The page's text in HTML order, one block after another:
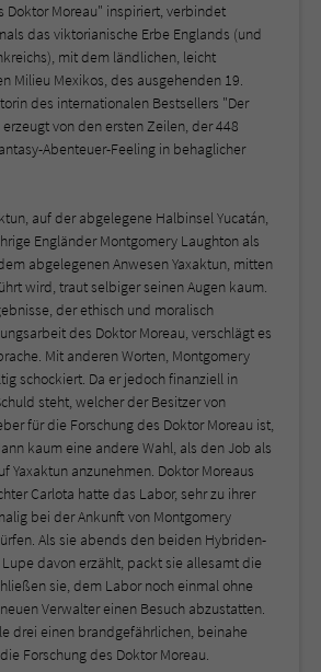
Doktor Moreau" inspiriert, verbindet
das viktorianische Erbe Englands (und
mit dem ländlichen, leicht
Milieu Mexikos, des ausgehenden 19.
des internationalen Bestsellers "Der
von den ersten Zeilen, der 448
Abenteuer-Feeling in behaglicher
auf der abgelegene Halbinsel Yucatán,
Engländer Montgomery Laughton als
abgelegenen Anwesen Yaxaktun, mitten
wird, traut selbiger seinen Augen kaum.
der ethisch und moralisch
des Doktor Moreau, verschlägt es
Mit anderen Worten, Montgomery
schockiert. Da er jedoch finanziell in
steht, welcher der Besitzer von
für die Forschung des Doktor Moreau ist,
kaum eine andere Wahl, als den Job als
Yaxaktun anzunehmen. Doktor Moreaus
Carlota hatte das Labor, sehr zu ihrer
bei der Ankunft von Montgomery
Als sie abends den beiden Hybriden-
davon erzählt, packt sie allesamt die
sie, dem Labor noch einmal ohne
Verwalter einen Besuch abzustatten.
drei einen brandgefährlichen, beinahe
Forschung des Doktor Moreau.